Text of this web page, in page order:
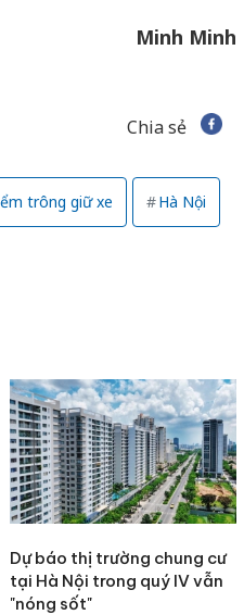
Minh Minh
Chia sẻ
trông giữ xe Hà Nội
Dự báo thị trường chung cư
tại Hà Nội trong quý IV vẫn
"nóng sốt"